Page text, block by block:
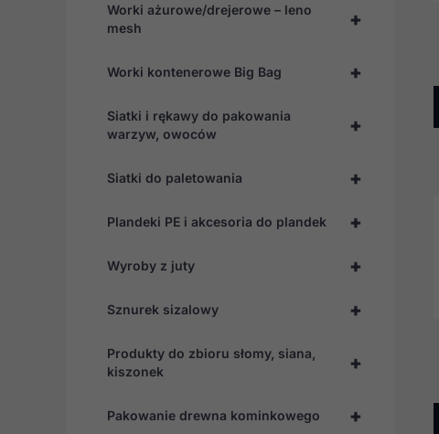
+
Worki ażurowe/drejerowe – leno
mesh
+
Worki kontenerowe Big Bag
+
Siatki i rękawy do pakowania
warzyw, owoców
+
Siatki do paletowania
+
Plandeki PE i akcesoria do plandek
+
Wyroby z juty
+
Sznurek sizalowy
+
Produkty do zbioru słomy, siana,
kiszonek
+
Pakowanie drewna kominkowego